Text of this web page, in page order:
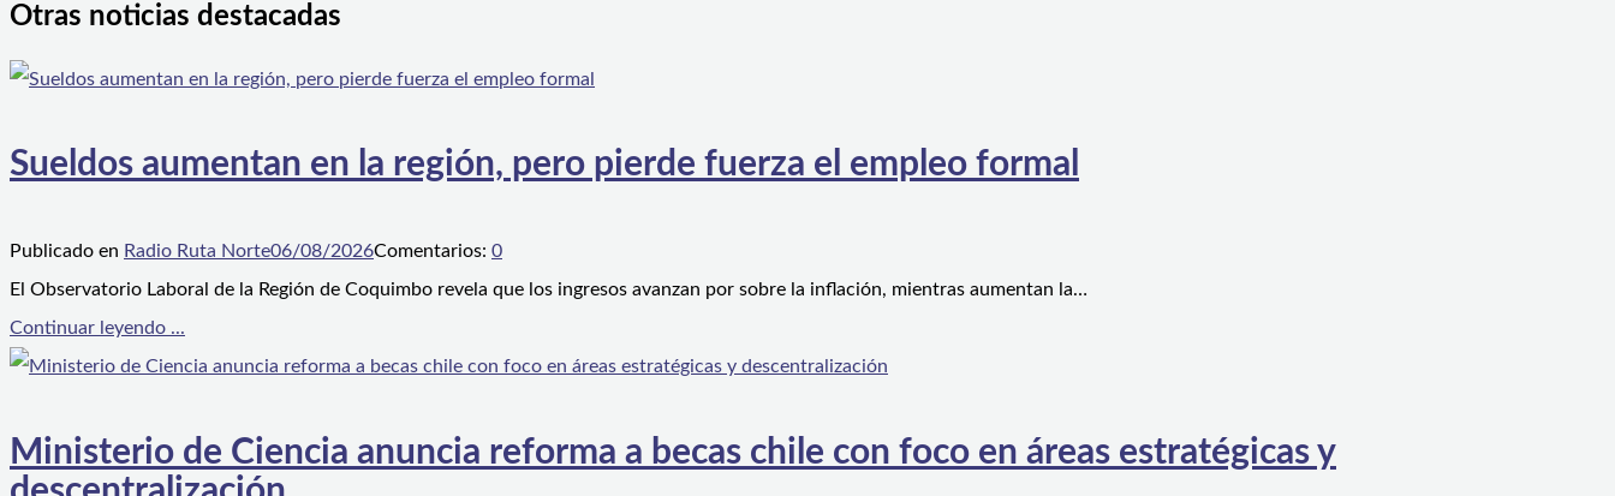
Otras noticias destacadas
Sueldos aumentan en la región, pero pierde fuerza el empleo formal
Publicado en Radio Ruta Norte06/08/2026Comentarios: 0
El Observatorio Laboral de la Región de Coquimbo revela que los ingresos avanzan por sobre la inflación, mientras aumentan la…
Continuar leyendo ...
Ministerio de Ciencia anuncia reforma a becas chile con foco en áreas estratégicas y